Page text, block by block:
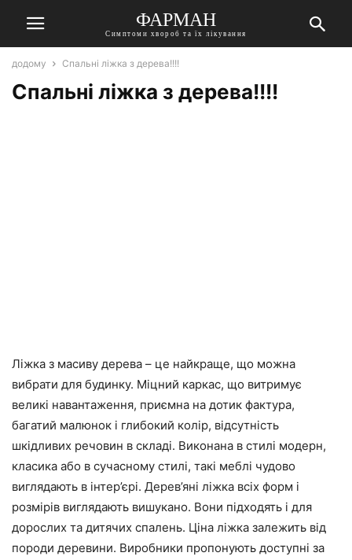
ФАРМАН
Симптоми хвороб та їх лікування
додому Спальні ліжка з дерева!!!!
Спальні ліжка з дерева!!!!
Ліжка з масиву дерева – це найкраще, що можна
вибрати для будинку. Міцний каркас, що витримує
великі навантаження, приємна на дотик фактура,
багатий малюнок і глибокий колір, відсутність
шкідливих речовин в складі. Виконана в стилі модерн,
класика або в сучасному стилі, такі меблі чудово
виглядають в інтер’єрі. Дерев’яні ліжка всіх форм і
розмірів виглядають вишукано. Вони підходять і для
дорослих та дитячих спалень. Ціна ліжка залежить від
породи деревини. Виробники пропонують доступні за